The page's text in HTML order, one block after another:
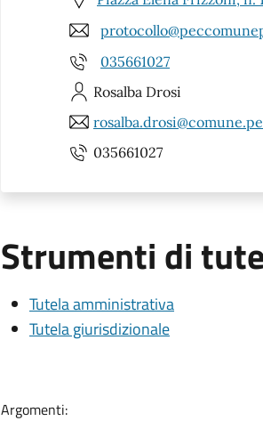
035661027
Rosalba Drosi
035661027
Strumenti di
Tutela amministrativa
Tutela giurisdizionale
Argomenti: